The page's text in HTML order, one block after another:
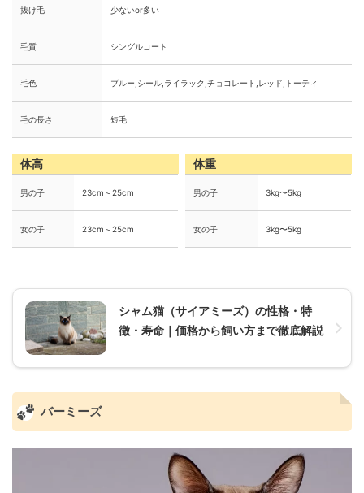
抜け毛 少ないor多い
毛質 シングルコート
毛色 ブルー,シール,ライラック,チョコレート,レッド,トーティ
毛の長さ 短毛
体高
男の子 23cm～25cm
女の子 23cm～25cm
体重
男の子 3kg〜5kg
女の子 3kg〜5kg
シャム猫（サイアミーズ）の性格・特
徴・寿命｜価格から飼い方まで徹底解説
バーミーズ